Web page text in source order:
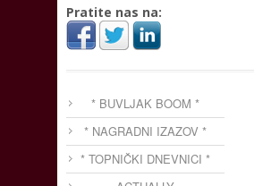
Pratite nas na:
* BUVLJAK BOOM *
* NAGRADNI IZAZOV *
* TOPNIČKI DNEVNICI *